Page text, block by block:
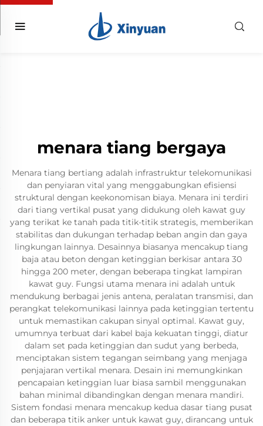
menara tiang bergaya
Menara tiang bertiang adalah infrastruktur telekomunikasi
dan penyiaran vital yang menggabungkan efisiensi
struktural dengan keekonomisan biaya. Menara ini terdiri
dari tiang vertikal pusat yang didukung oleh kawat guy
yang terikat ke tanah pada titik-titik strategis, memberikan
stabilitas dan dukungan terhadap beban angin dan gaya
lingkungan lainnya. Desainnya biasanya mencakup tiang
baja atau beton dengan ketinggian berkisar antara 30
hingga 200 meter, dengan beberapa tingkat lampiran
kawat guy. Fungsi utama menara ini adalah untuk
mendukung berbagai jenis antena, peralatan transmisi, dan
perangkat telekomunikasi lainnya pada ketinggian tertentu
untuk memastikan cakupan sinyal optimal. Kawat guy,
umumnya terbuat dari kabel baja kekuatan tinggi, diatur
dalam set pada ketinggian dan sudut yang berbeda,
menciptakan sistem tegangan seimbang yang menjaga
penjajaran vertikal menara. Desain ini memungkinkan
pencapaian ketinggian luar biasa sambil menggunakan
bahan minimal dibandingkan dengan menara mandiri.
Sistem fondasi menara mencakup kedua dasar tiang pusat
dan beberapa titik anker untuk kawat guy, dirancang untuk